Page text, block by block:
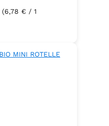
(6,78 € / 1